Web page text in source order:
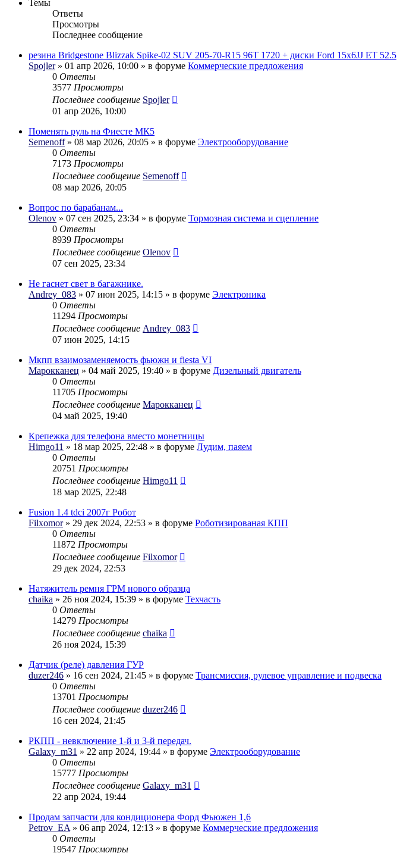
Темы
Ответы
Просмотры
Последнее сообщение
резина Bridgestone Blizzak Spike-02 SUV 205-70-R15 96T 1720 + диски Ford 15x6JJ ET 52.5
Spojler» 01 апр 2026, 10:00 » в форуме Коммерческие предложения
0 Ответы
3577 Просмотры
Последнее сообщение Spojler
01 апр 2026, 10:00
Поменять руль на Фиесте МК5
Semenoff» 08 мар 2026, 20:05 » в форуме Электрооборудование
0 Ответы
7173 Просмотры
Последнее сообщение Semenoff
08 мар 2026, 20:05
Вопрос по барабанам...
Olenov » 07 сен 2025, 23:34 » в форуме Тормозная система и сцепление
0 Ответы
8939 Просмотры
Последнее сообщение Olenov
07 сен 2025, 23:34
Не гаснет свет в багажнике.
Andrey_083 » 07 июн 2025, 14:15 » в форуме Электроника
0 Ответы
11294 Просмотры
Последнее сообщение Andrey_083
07 июн 2025, 14:15
Мкпп взаимозаменяемость фьюжн и fiesta VI
Марокканец » 04 май 2025, 19:40 » в форуме Дизельный двигатель
0 Ответы
11705 Просмотры
Последнее сообщение Марокканец
04 май 2025, 19:40
Крепежка для телефона вместо монетницы
Himgo11 » 18 мар 2025, 22:48 » в форуме Лудим, паяем
0 Ответы
20751 Просмотры
Последнее сообщение Himgo11
18 мар 2025, 22:48
Fusion 1.4 tdci 2007г Робот
Filxomor» 29 дек 2024, 22:53 » в форуме Роботизированая КПП
0 Ответы
11872 Просмотры
Последнее сообщение Filxomor
29 дек 2024, 22:53
Натяжитель ремня ГРМ нового образца
chaika » 26 ноя 2024, 15:39 » в форуме Техчасть
0 Ответы
14279 Просмотры
Последнее сообщение chaika
26 ноя 2024, 15:39
Датчик (реле) давления ГУР
duzer246 » 16 сен 2024, 21:45 » в форуме Трансмиссия, рулевое управление и подвеска
0 Ответы
13701 Просмотры
Последнее сообщение duzer246
16 сен 2024, 21:45
РКПП - невключение 1-й и 3-й передач.
Galaxy_m31 » 22 апр 2024, 19:44 » в форуме Электрооборудование
0 Ответы
15777 Просмотры
Последнее сообщение Galaxy_m31
22 апр 2024, 19:44
Продам запчасти для кондиционера Форд Фьюжен 1,6
Petrov_EA » 06 апр 2024, 12:13 » в форуме Коммерческие предложения
0 Ответы
19547 Просмотры